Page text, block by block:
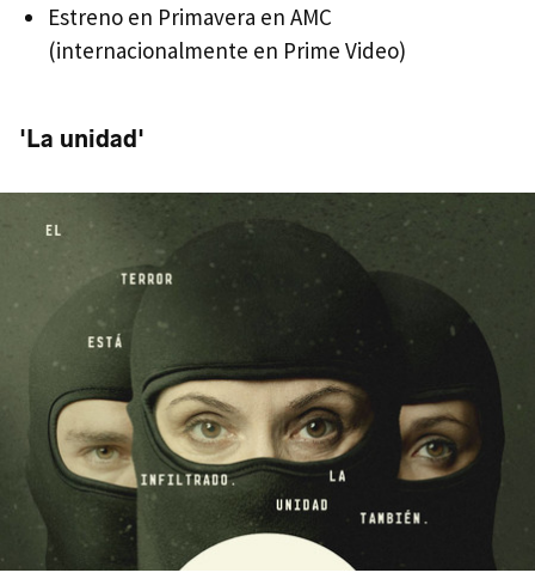
Estreno en Primavera en AMC
(internacionalmente en Prime Video)
'La unidad'